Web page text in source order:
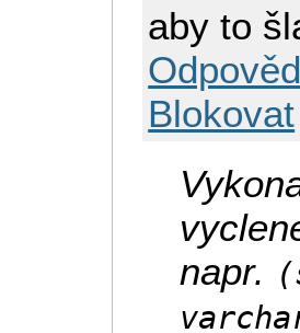
aby to
Blokovat
napr.